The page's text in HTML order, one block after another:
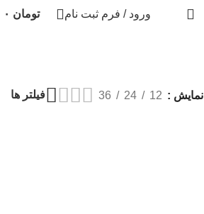
ورود / فرم ثبت نام تومان
نمایش 12
24
36 فیلتر ها